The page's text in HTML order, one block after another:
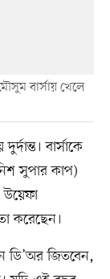
বার্সায় খেলে
বার্সাকে
সুপার কাপ)
করেছেন।
ডি’অর জিতবেন,